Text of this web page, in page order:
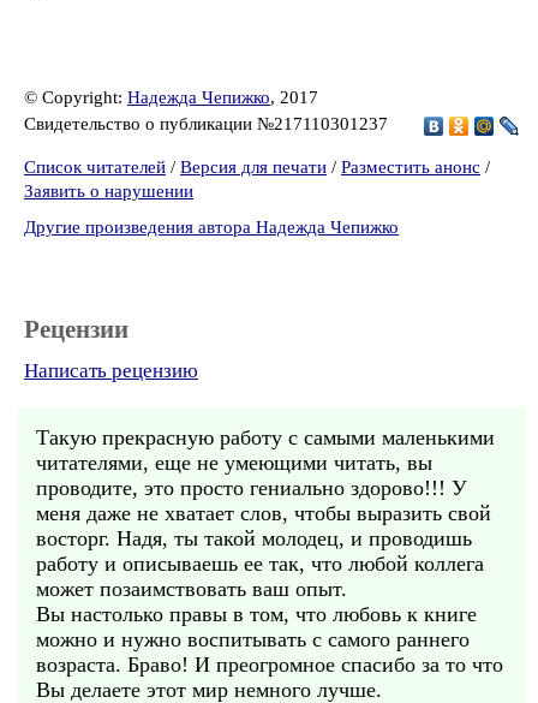
© Copyright: Надежда Чепижко, 2017
Свидетельство о публикации №217110301237
Список читателей / Версия для печати / Разместить анонс /
Заявить о нарушении
Другие произведения автора Надежда Чепижко
Рецензии
Написать рецензию
Такую прекрасную работу с самыми маленькими
читателями, еще не умеющими читать, вы
проводите, это просто гениально здорово!!! У
меня даже не хватает слов, чтобы выразить свой
восторг. Надя, ты такой молодец, и проводишь
работу и описываешь ее так, что любой коллега
может позаимствовать ваш опыт.
Вы настолько правы в том, что любовь к книге
можно и нужно воспитывать с самого раннего
возраста. Браво! И преогромное спасибо за то что
Вы делаете этот мир немного лучше.